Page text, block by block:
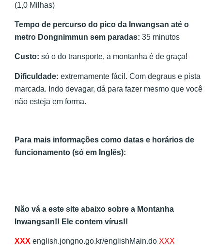
(1,0 Milhas)
Tempo de percurso do pico da Inwangsan até o
metro Dongnimmun sem paradas: 35 minutos
Custo: só o do transporte, a montanha é de graça!
Dificuldade: extremamente fácil. Com degraus e pista
marcada. Indo devagar, dá para fazer mesmo que você
não esteja em forma.
Para mais informações como datas e horários de
funcionamento (só em Inglês):
Não vá a este site abaixo sobre a Montanha
Inwangsan!! Ele contem vírus!!
XXX english.jongno.go.kr/englishMain.do XXX